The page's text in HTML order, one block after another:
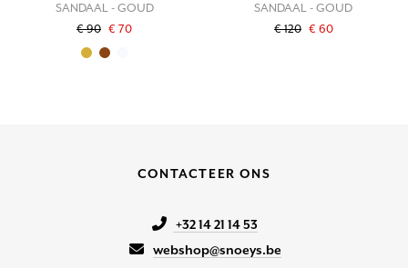
SANDAAL - GOUD
€ 90 € 70
SANDAAL - GOUD
€ 120 € 60
CONTACTEER ONS
+32 14 21 14 53
webshop@snoeys.be